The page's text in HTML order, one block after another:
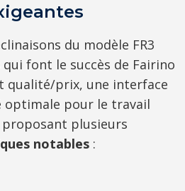
du modèle FR3
font le succès de Fairino
qualité/prix, une interface
optimale pour le travail
plusieurs
notables :